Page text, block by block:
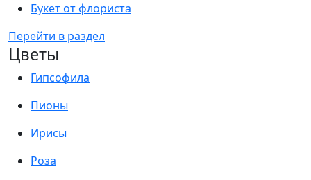
Букет от флориста
Перейти в раздел
Цветы
Гипсофила
Пионы
Ирисы
Роза